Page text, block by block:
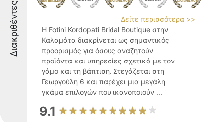
Διακριθέντες
Δείτε περισσότερα >>
Η Fotini Kordopati Bridal Boutique στην
Καλαμάτα διακρίνεται ως σημαντικός
προορισμός για όσους αναζητούν
προϊόντα και υπηρεσίες σχετικά με τον
γάμο και τη βάπτιση. Στεγάζεται στη
Γεωργούλη 6 και παρέχει μια μεγάλη
γκάμα επιλογών που ικανοποιούν ...
9.1